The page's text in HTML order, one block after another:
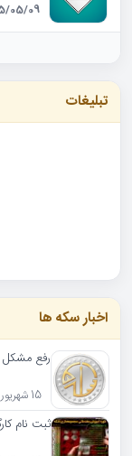
05/09
تبلیغات
اخبار سکه ها
رفع مشکل
15 شهریور 1404 - 2662 بازدید - 6 نظر
ثبت نام